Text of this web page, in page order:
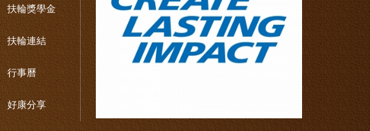
扶輪獎學金
扶輪連結
行事曆
好康分享